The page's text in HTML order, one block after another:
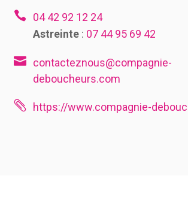

04 42 92 12 24
Astreinte: 07 44 95 69 42
 contacteznous@compagnie-
deboucheurs.com
 https://www.compagnie-